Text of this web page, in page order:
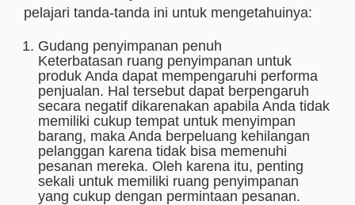
pelajari tanda-tanda ini untuk mengetahuinya:
Gudang penyimpanan penuh
Keterbatasan ruang penyimpanan untuk
produk Anda dapat mempengaruhi performa
penjualan. Hal tersebut dapat berpengaruh
secara negatif dikarenakan apabila Anda tidak
memiliki cukup tempat untuk menyimpan
barang, maka Anda berpeluang kehilangan
pelanggan karena tidak bisa memenuhi
pesanan mereka. Oleh karena itu, penting
sekali untuk memiliki ruang penyimpanan
yang cukup dengan permintaan pesanan.